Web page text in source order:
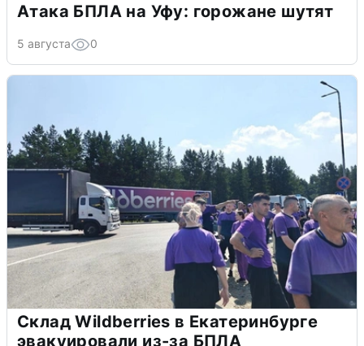
Атака БПЛА на Уфу: горожане шутят
5 августа 0
Склад Wildberries в Екатеринбурге
эвакуировали из-за БПЛА